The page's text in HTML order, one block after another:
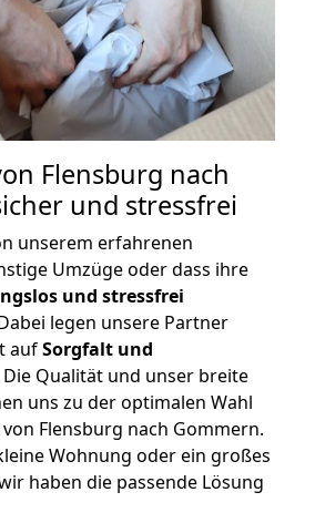
Flensburg nach
und stressfrei
unserem erfahrenen
Umzüge oder dass ihre
und stressfrei
legen unsere Partner
aufSorgfalt und
Die Qualität und unser breite
uns zu der optimalen Wahl
Flensburg nach Gommern.
Wohnung oder ein großes
haben die passende Lösung